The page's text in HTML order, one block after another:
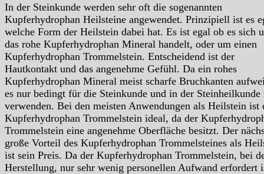
In der Steinkunde werden sehr oft die sogenannten
Kupferhydrophan Heilsteine angewendet. Prinzipiell ist es
welche Form der Heilstein dabei hat. Es ist egal ob es sich
das rohe Kupferhydrophan Mineral handelt, oder um einen
Kupferhydrophan Trommelstein. Entscheidend ist der
Hautkontakt und das angenehme Gefühl. Da ein rohes
Kupferhydrophan Mineral meist scharfe Bruchkanten
es nur bedingt für die Steinkunde und in der Steinheilkunde
verwenden. Bei den meisten Anwendungen als Heilstein ist
Kupferhydrophan Trommelstein ideal, da der
Trommelstein eine angenehme Oberfläche besitzt. Der
große Vorteil des Kupferhydrophan Trommelsteines als
ist sein Preis. Da der Kupferhydrophan Trommelstein, bei
Herstellung, nur sehr wenig personellen Aufwand erfordert